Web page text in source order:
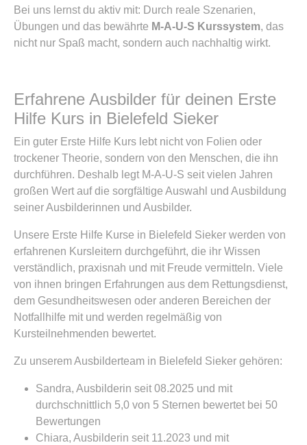
Bei uns lernst du aktiv mit: Durch reale Szenarien,
Übungen und das bewährte M-A-U-S Kurssystem, das
nicht nur Spaß macht, sondern auch nachhaltig wirkt.
Erfahrene Ausbilder für deinen Erste
Hilfe Kurs in Bielefeld Sieker
Ein guter Erste Hilfe Kurs lebt nicht von Folien oder
trockener Theorie, sondern von den Menschen, die ihn
durchführen. Deshalb legt M-A-U-S seit vielen Jahren
großen Wert auf die sorgfältige Auswahl und Ausbildung
seiner Ausbilderinnen und Ausbilder.
Unsere Erste Hilfe Kurse in Bielefeld Sieker werden von
erfahrenen Kursleitern durchgeführt, die ihr Wissen
verständlich, praxisnah und mit Freude vermitteln. Viele
von ihnen bringen Erfahrungen aus dem Rettungsdienst,
dem Gesundheitswesen oder anderen Bereichen der
Notfallhilfe mit und werden regelmäßig von
Kursteilnehmenden bewertet.
Zu unserem Ausbilderteam in Bielefeld Sieker gehören:
Sandra, Ausbilderin seit 08.2025 und mit
durchschnittlich 5,0 von 5 Sternen bewertet bei 50
Bewertungen
Chiara, Ausbilderin seit 11.2023 und mit